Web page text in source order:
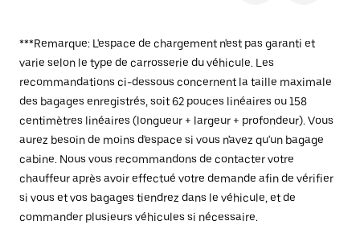
***Remarque: L'espace de chargement n'est pas garanti et
varie selon le type de carrosserie du véhicule. Les
recommandations ci-dessous concernent la taille maximale
des bagages enregistrés, soit 62 pouces linéaires ou 158
centimètres linéaires (longueur + largeur + profondeur). Vous
aurez besoin de moins d'espace si vous n'avez qu'un bagage
cabine. Nous vous recommandons de contacter votre
chauffeur après avoir effectué votre demande afin de vérifier
si vous et vos bagages tiendrez dans le véhicule, et de
commander plusieurs véhicules si nécessaire.